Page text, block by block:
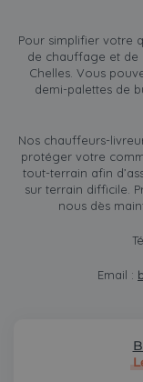
Pour simplifier votre
de chauffage et de
Chelles. Vous
demi-palettes de
Nos chauffeurs-
protéger votre
tout-terrain afin
sur terrain difficile.
nous dès
Email :